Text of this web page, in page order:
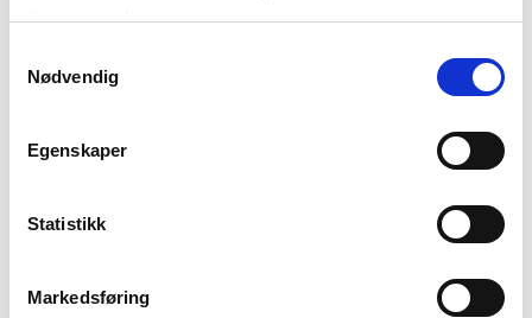
tjenestene deres.
Nødvendig
Egenskaper
Statistikk
Markedsføring